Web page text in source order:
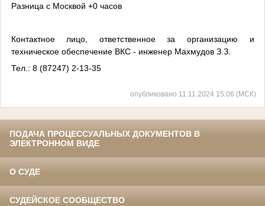
Разница с Москвой +0 часов
Контактное лицо, ответственное за организацию и
техническое обеспечение ВКС - инженер Махмудов З.З.
Тел.: 8 (87247) 2-13-35
опубликовано 11.11.2024 15:06 (МСК)
ПОДАЧА ПРОЦЕССУАЛЬНЫХ ДОКУМЕНТОВ В
ЭЛЕКТРОННОМ ВИДЕ
О СУДЕ
СУДЕЙСКОЕ СООБЩЕСТВО